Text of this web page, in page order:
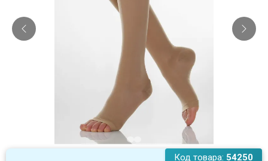
Код товара: 54250